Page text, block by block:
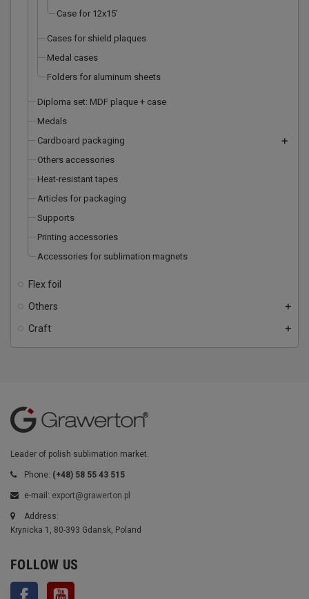
Case for 12x15'
Cases for shield plaques
Medal cases
Folders for aluminum sheets
Diploma set: MDF plaque + case
Medals
Cardboard packaging
add
Others accessories
Heat-resistant tapes
Articles for packaging
Supports
Printing accessories
Accessories for sublimation magnets
Flex foil
Others
add
Craft add
Leader of polish sublimation market.
Phone: (+48) 58 55 43 515
e-mail: export@grawerton.pl
Address:
Krynicka 1, 80-393 Gdansk, Poland
FOLLOW US
Facebook